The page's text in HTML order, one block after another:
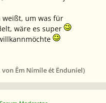
weißt, um was für
wäre es super
von Êm Nímíle ét Ënduníel)